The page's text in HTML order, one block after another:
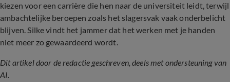
kiezen voor een carrière die hen naar de universiteit leidt, terwijl
ambachtelijke beroepen zoals het slagersvak vaak onderbelicht
blijven. Silke vindt het jammer dat het werken met je handen
niet meer zo gewaardeerd wordt.
Dit artikel door de redactie geschreven, deels met ondersteuning van
AI.